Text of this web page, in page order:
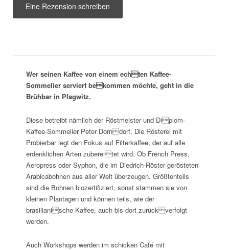
Eine Rezension schreiben
Wer seinen Kaffee von einem echten Kaffee-
Sommelier serviert bekommen möchte, geht in die
Brühbar in Plagwitz.
Diese betreibt nämlich der Röstmeister und Diplom-
Kaffee-Sommelier Peter Dorndorf. Die Rösterei mit
Probierbar legt den Fokus auf Filterkaffee, der auf alle
erdenklichen Arten zubereitet wird. Ob French Press,
Aeropress oder Syphon, die im Diedrich-Röster gerösteten
Arabicabohnen aus aller Welt überzeugen. Größtenteils
sind die Bohnen biozertifiziert, sonst stammen sie von
kleinen Plantagen und können teils, wie der
brasilianische Kaffee, auch bis dort zurückverfolgt
werden.
Auch Workshops werden im schicken Café mit